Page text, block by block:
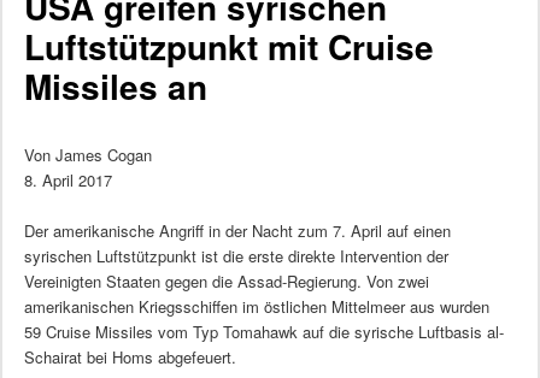
Luftstützpunkt mit Cruise
Missiles an
Von James Cogan
8. April 2017
Der amerikanische Angriff in der Nacht zum 7. April auf einen
syrischen Luftstützpunkt ist die erste direkte Intervention der
Vereinigten Staaten gegen die Assad-Regierung. Von zwei
amerikanischen Kriegsschiffen im östlichen Mittelmeer aus wurden
59 Cruise Missiles vom Typ Tomahawk auf die syrische Luftbasis al-
Schairat bei Homs abgefeuert.